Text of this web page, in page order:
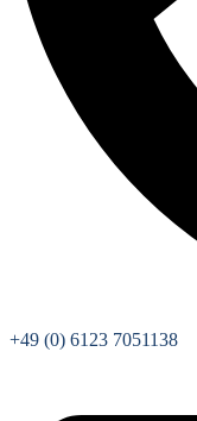
+49 (0) 6123 7051138